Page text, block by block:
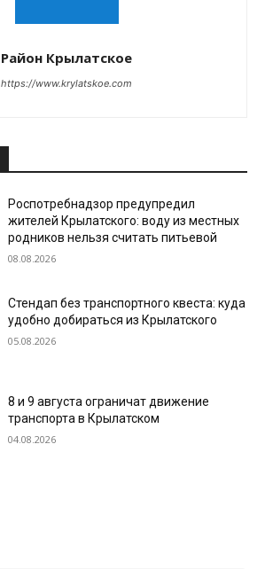
Район Крылатское
https://www.krylatskoe.com
Роспотребнадзор предупредил
жителей Крылатского: воду из местных
родников нельзя считать питьевой
08.08.2026
Стендап без транспортного квеста: куда
удобно добираться из Крылатского
05.08.2026
8 и 9 августа ограничат движение
транспорта в Крылатском
04.08.2026